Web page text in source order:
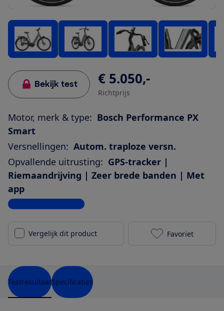
Bekijk test € 5.050,-
Richtprijs
Motor, merk & type: Bosch Performance PX
Smart
Versnellingen: Autom. traploze versn.
Opvallende uitrusting: GPS-tracker |
Riemaandrijving | Zeer brede banden | Met
app
Bekijk alle specificaties
Vergelijk dit product Gazelle
Favoriet
TestresultaatSpecificaties